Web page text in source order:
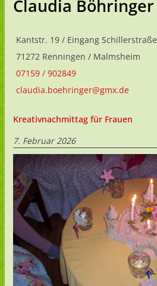
Claudia Böhringer
Kantstr. 19 / Eingang Schillerstraße
71272 Renningen / Malmsheim
07159 / 902849
claudia.boehringer@gmx.de
Kreativnachmittag für Frauen
7. Februar 2026